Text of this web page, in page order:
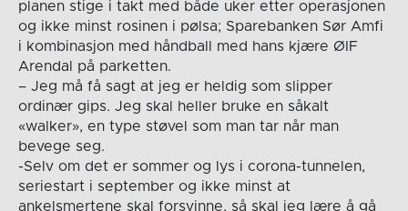
planen stige i takt med både uker etter operasjonen
og ikke minst rosinen i pølsa; Sparebanken Sør Amfi
i kombinasjon med håndball med hans kjære ØIF
Arendal på parketten.
– Jeg må få sagt at jeg er heldig som slipper
ordinær gips. Jeg skal heller bruke en såkalt
«walker», en type støvel som man tar når man
bevege seg.
-Selv om det er sommer og lys i corona-tunnelen,
seriestart i september og ikke minst at
ankelsmertene skal forsvinne, så skal jeg lære å gå